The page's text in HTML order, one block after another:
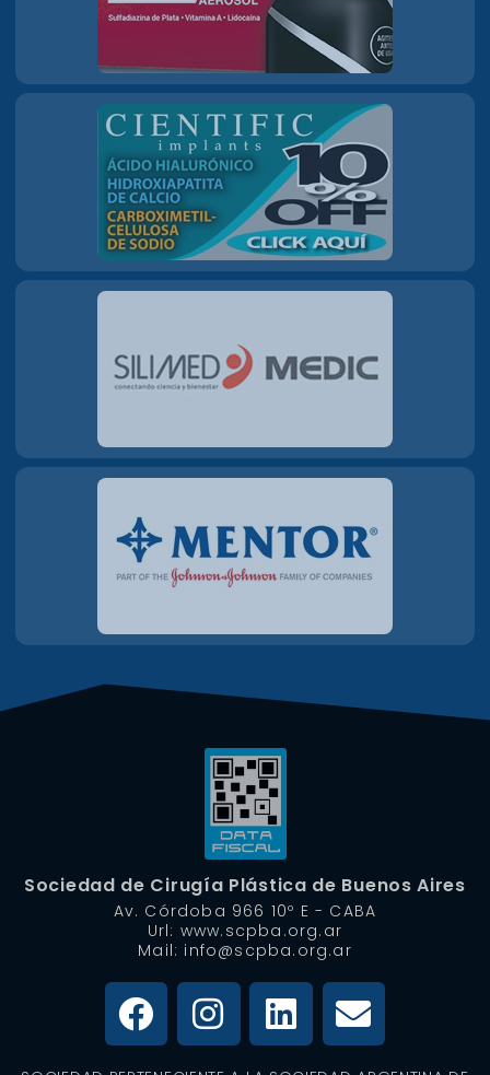
Sociedad de Cirugía Plástica de Buenos Aires
Av. Córdoba 966 10º E - CABA
Url: www.scpba.org.ar
Mail: info@scpba.org.ar